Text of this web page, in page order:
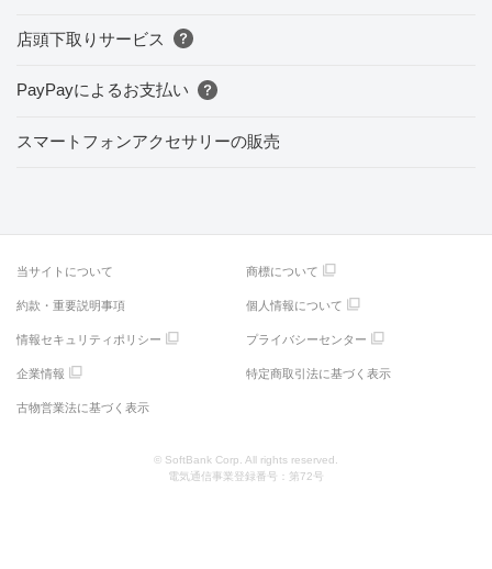
店頭下取りサービス
PayPayによるお支払い
スマートフォンアクセサリーの販売
当サイトについて 商標について
約款・重要説明事項 個人情報について
情報セキュリティポリシー プライバシーセンター
企業情報 特定商取引法に基づく表示
古物営業法に基づく表示
© SoftBank Corp. All rights reserved.
電気通信事業登録番号：第72号